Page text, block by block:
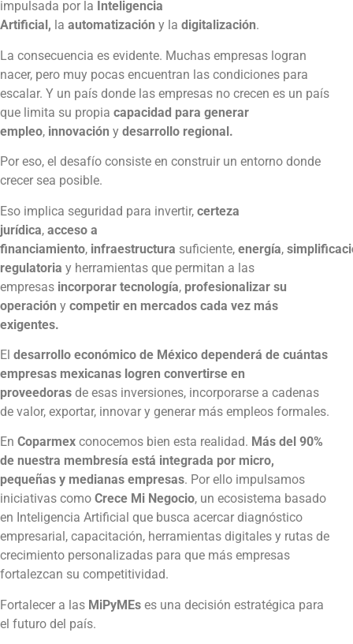
impulsada por la Inteligencia
Artificial, la automatización y la digitalización.
La consecuencia es evidente. Muchas empresas logran
nacer, pero muy pocas encuentran las condiciones para
escalar. Y un país donde las empresas no crecen es un país
que limita su propia capacidad para generar
empleo, innovación y desarrollo regional.
Por eso, el desafío consiste en construir un entorno donde
crecer sea posible.
Eso implica seguridad para invertir, certeza
jurídica, acceso a
financiamiento, infraestructura suficiente, energía,
regulatoria y herramientas que permitan a las
empresas incorporar tecnología, profesionalizar su
operación y competir en mercados cada vez más
exigentes.
El desarrollo económico de México dependerá de cuántas
empresas mexicanas logren convertirse en
proveedoras de esas inversiones, incorporarse a cadenas
de valor, exportar, innovar y generar más empleos formales.
En Coparmex conocemos bien esta realidad. Más del 90%
de nuestra membresía está integrada por micro,
pequeñas y medianas empresas. Por ello impulsamos
iniciativas como Crece Mi Negocio, un ecosistema basado
en Inteligencia Artificial que busca acercar diagnóstico
empresarial, capacitación, herramientas digitales y rutas de
crecimiento personalizadas para que más empresas
fortalezcan su competitividad.
Fortalecer a las MiPyMEs es una decisión estratégica para
el futuro del país.